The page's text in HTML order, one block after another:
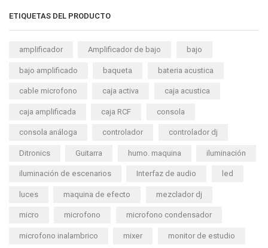
ETIQUETAS DEL PRODUCTO
amplificador Amplificador de bajo bajo
bajo amplificado baqueta bateria acustica
cable microfono caja activa caja acustica
caja amplificada caja RCF consola
consola análoga controlador controlador dj
Ditronics Guitarra humo. maquina iluminación
iluminación de escenarios Interfaz de audio led
luces maquina de efecto mezclador dj
micro microfono microfono condensador
microfono inalambrico mixer monitor de estudio